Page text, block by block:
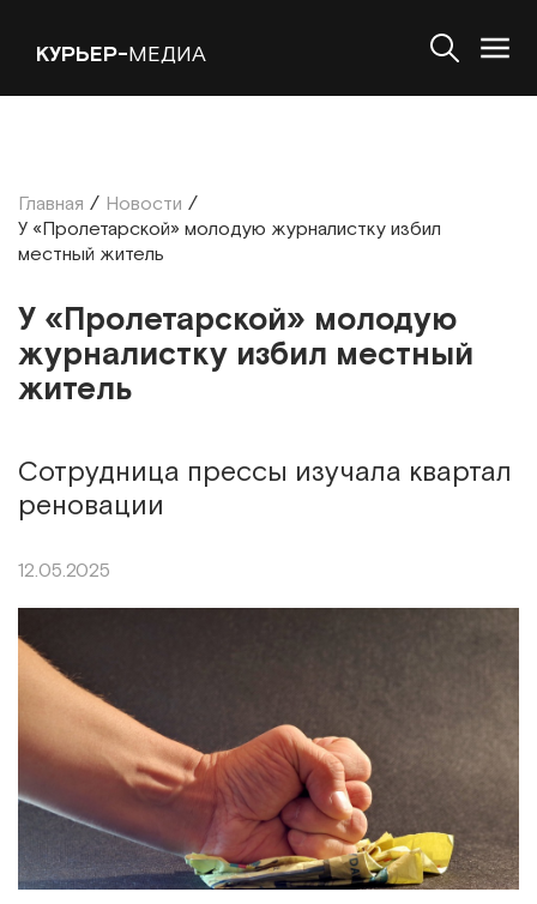
КУРЬЕР-МЕДИА
Главная / Новости /
У «Пролетарской» молодую журналистку избил
местный житель
У «Пролетарской» молодую
журналистку избил местный
житель
Сотрудница прессы изучала квартал
реновации
12.05.2025